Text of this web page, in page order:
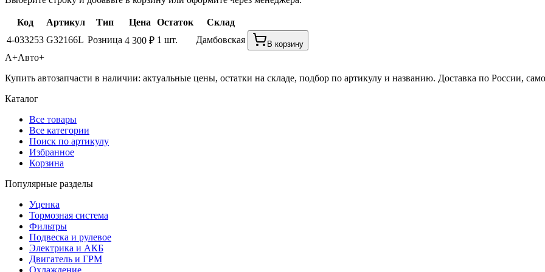
Код Артикул Тип Цена Остаток
Склад
4-033253 G32166L Розница 4 300 ₽ 1 шт. Дамбовская В корзину
А+Авто+
Купить автозапчасти в наличии: актуальные цены, остатки на складе, подбор по артикулу и названию. Доставка по России,
Каталог
Все товары
Все категории
Поиск по артикулу
Избранное
Корзина
Популярные разделы
Уценка
Тормозная система
Фильтры
Подвеска и рулевое
Электрика и АКБ
Двигатель и ГРМ